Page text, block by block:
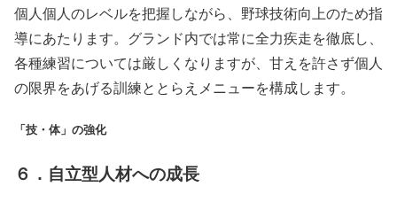
個人個人のレベルを把握しながら、野球技術向上のため指
導にあたります。グランド内では常に全力疾走を徹底し、
各種練習については厳しくなりますが、甘えを許さず個人
の限界をあげる訓練ととらえメニューを構成します。
「技・体」の強化
６．自立型人材への成長